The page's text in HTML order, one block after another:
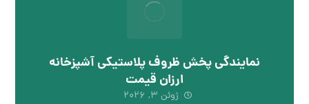
نمایندگی پخش ظروف پلاستیکی آشپزخانه
ارزان قیمت
ژوئن ۳, ۲۰۲۶